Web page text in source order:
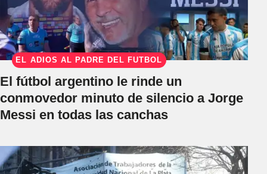
EL ADIÓS AL PADRE DEL FÚTBOL
El fútbol argentino le rinde un
conmovedor minuto de silencio a Jorge
Messi en todas las canchas